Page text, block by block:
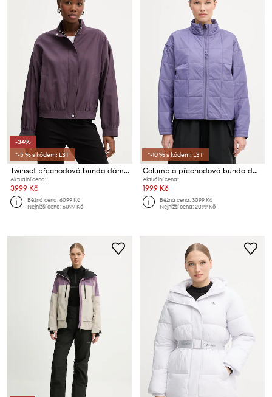
-34%
*-5 % s kódem: LST
Twinset přechodová bunda dámská
Aktuální cena:
3999 Kč
Běžná cena:6099 Kč
Nejnižší cena:6099 Kč
*-10 % s kódem: LST
Columbia přechodová bunda dámská Sienna Hill
Aktuální cena:
1999 Kč
Běžná cena:3099 Kč
Nejnižší cena:2099 Kč